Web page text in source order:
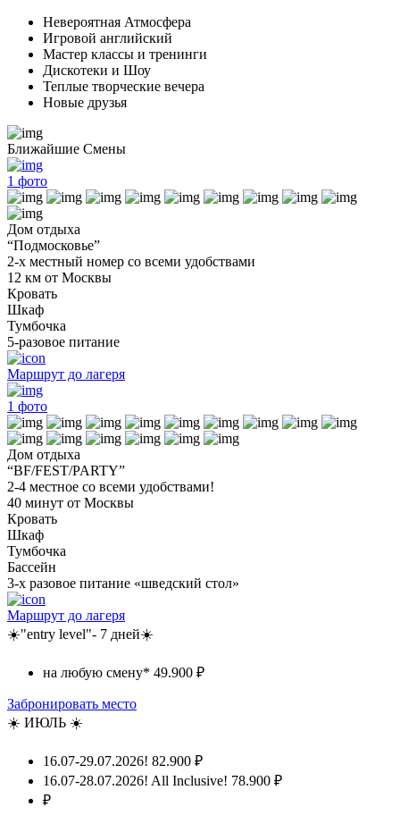
Невероятная Атмосфера
Игровой английский
Мастер классы и тренинги
Дискотеки и Шоу
Теплые творческие вечера
Новые друзья
Ближайшие Смены
1 фото
Дом отдыха
“Подмосковье”
2-х местный номер со всеми удобствами
12 км от Москвы
Кровать
Шкаф
Тумбочка
5-разовое питание
Маршрут до лагеря
1 фото
Дом отдыха
“BF/FEST/PARTY”
2-4 местное со всеми удобствами!
40 минут от Москвы
Кровать
Шкаф
Тумбочка
Бассейн
3-х разовое питание «шведский стол»
Маршрут до лагеря
☀️"entry level"- 7 дней☀️
на любую смену* 49.900 ₽
Забронировать место
☀️ ИЮЛЬ ☀️
16.07-29.07.2026! 82.900 ₽
16.07-28.07.2026! All Inclusive! 78.900 ₽
₽